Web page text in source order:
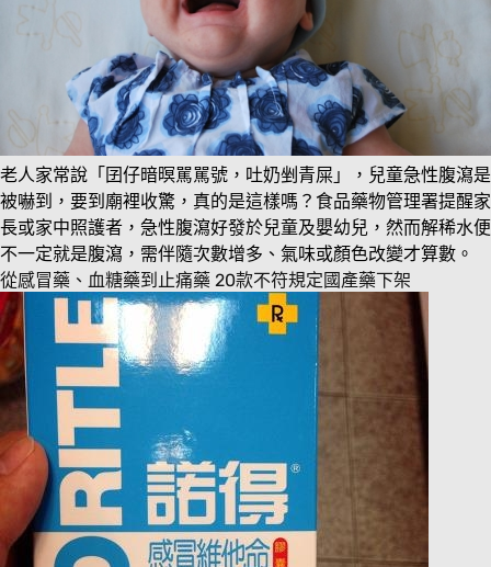
老人家常說「囝仔暗暝駡駡號，吐奶剉青屎」，兒童急性腹瀉是
被嚇到，要到廟裡收驚，真的是這樣嗎？食品藥物管理署提醒家
長或家中照護者，急性腹瀉好發於兒童及嬰幼兒，然而解稀水便
不一定就是腹瀉，需伴隨次數增多、氣味或顏色改變才算數。
從感冒藥、血糖藥到止痛藥 20款不符規定國產藥下架